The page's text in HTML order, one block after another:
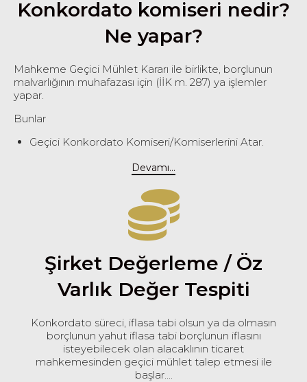
Konkordato komiseri nedir?
Ne yapar?
Mahkeme Geçici Mühlet Kararı ile birlikte, borçlunun
malvarlığının muhafazası için (İİK m. 287) ya işlemler
yapar.
Bunlar
Geçici Konkordato Komiseri/Komiserlerini Atar.
Devamı...
Şirket Değerleme / Öz
Varlık Değer Tespiti
Konkordato süreci, iflasa tabi olsun ya da olmasın
borçlunun yahut iflasa tabi borçlunun iflasını
isteyebilecek olan alacaklının ticaret
mahkemesinden geçici mühlet talep etmesi ile
başlar....